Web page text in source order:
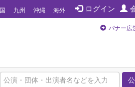
ログイン
九州 沖縄 海外
バナー広